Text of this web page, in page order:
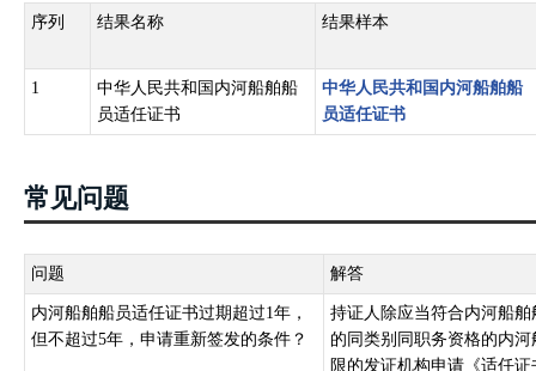
序列 结果名称 结果样本
1
中华人民共和国内河船舶船
员适任证书
中华人民共和国内河船舶船
员适任证书
常见问题
问题 解答
内河船舶船员适任证书过期超过1年，
但不超过5年，申请重新签发的条件？
持证人除应当符合内河船
的同类别同职务资格的内
限的发证机构申请《适任